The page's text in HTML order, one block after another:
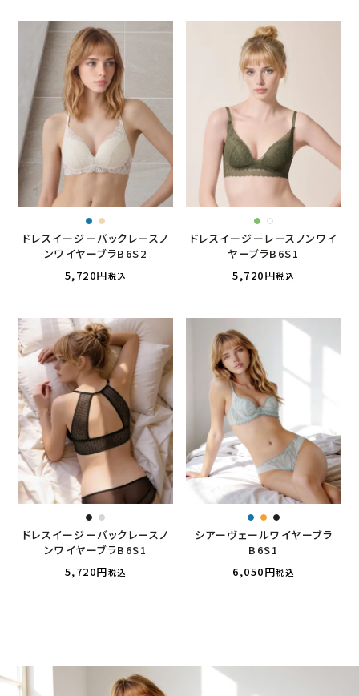
ドレスイージーバックレースノ
ンワイヤーブラB6S2
5,720
税込
ドレスイージーレースノンワイ
ヤーブラB6S1
5,720
税込
ドレスイージーバックレースノ
ンワイヤーブラB6S1
5,720
税込
シアーヴェールワイヤーブラ
B6S1
6,050
税込